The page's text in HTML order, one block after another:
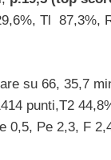
Tl 87,3%,
su 66, 35,7
punti,T2
0,5, Pe 2,3, F